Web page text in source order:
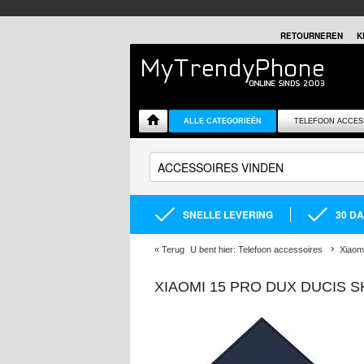
RETOURNEREN
ALLE CATEGORIEËN TELEFOON
SNELLE LEVERING 30
« Terug U bent hier: Telefoon accessoires
XIAOMI 15 PRO DUX DUCIS